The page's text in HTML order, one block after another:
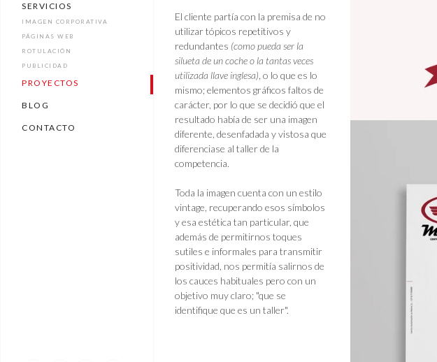
SERVICIOS
IMAGEN CORPORATIVA
PÁGINAS WEB
ROTULACIÓN
PUBLICIDAD
PROYECTOS
BLOG
CONTACTO
El cliente partía con la premisa de no
utilizar tópicos repetitivos y
redundantes (como pueda ser la
silueta de un coche o la tantas veces
utilizada llave inglesa) , o lo que es lo
mismo; elementos gráficos faltos de
carácter, por lo que se decidió que el
resultado había de ser una imagen
diferente, desenfadada y vistosa que
diferenciase al taller de la
competencia.
Toda la imagen cuenta con un estilo
vintage, recuperando esos símbolos
y esa estética tan particular, que
además de permitirnos toques
sutiles e informales para transmitir
positividad, nos permitía salirnos de
los cauces habituales pero con un
objetivo muy claro; "que se
identifique que es un taller".